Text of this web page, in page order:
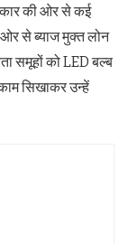
की ओर से कई
ओर से ब्याज मुक्त लोन
समूहों को LED बल्ब
सिखाकर उन्हें